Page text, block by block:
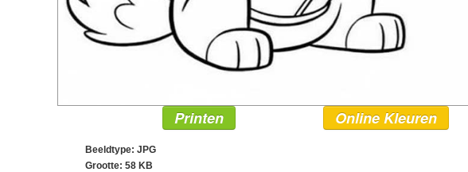
Printen Online Kleuren
Beeldtype: JPG
Grootte: 58 KB